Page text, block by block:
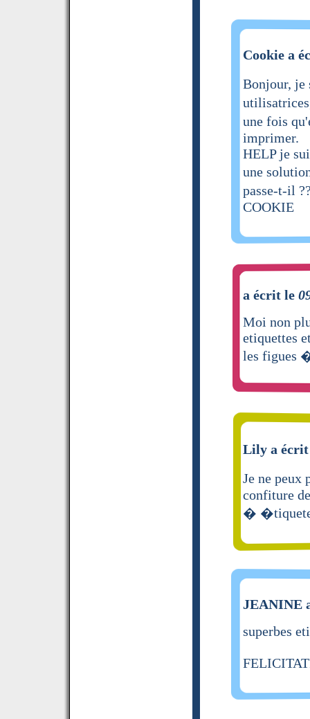
Cookie a
Bonjour, je
une fois
imprimer.
HELP je
une
passe-t-il
COOKIE
a écrit le
Moi non
etiquettes
les figues
Lily a
Je ne peux
confiture
�
JEANINE
superbes